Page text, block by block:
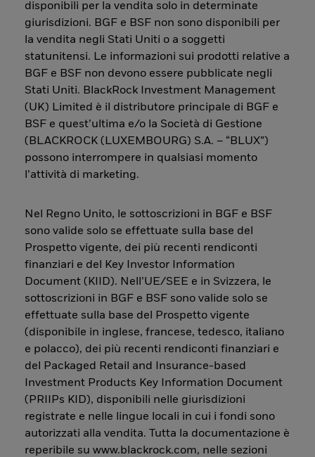
disponibili per la vendita solo in determinate
giurisdizioni. BGF e BSF non sono disponibili per
la vendita negli Stati Uniti o a soggetti
statunitensi. Le informazioni sui prodotti relative a
BGF e BSF non devono essere pubblicate negli
Stati Uniti. BlackRock Investment Management
(UK) Limited è il distributore principale di BGF e
BSF e quest’ultima e/o la Società di Gestione
(BLACKROCK (LUXEMBOURG) S.A. – “BLUX”)
possono interrompere in qualsiasi momento
l’attività di marketing.
Nel Regno Unito, le sottoscrizioni in BGF e BSF
sono valide solo se effettuate sulla base del
Prospetto vigente, dei più recenti rendiconti
finanziari e del Key Investor Information
Document (KIID). Nell’UE/SEE e in Svizzera, le
sottoscrizioni in BGF e BSF sono valide solo se
effettuate sulla base del Prospetto vigente
(disponibile in inglese, francese, tedesco, italiano
e polacco), dei più recenti rendiconti finanziari e
del Packaged Retail and Insurance-based
Investment Products Key Information Document
(PRIIPs KID), disponibili nelle giurisdizioni
registrate e nelle lingue locali in cui i fondi sono
autorizzati alla vendita. Tutta la documentazione è
reperibile su www.blackrock.com, nelle sezioni